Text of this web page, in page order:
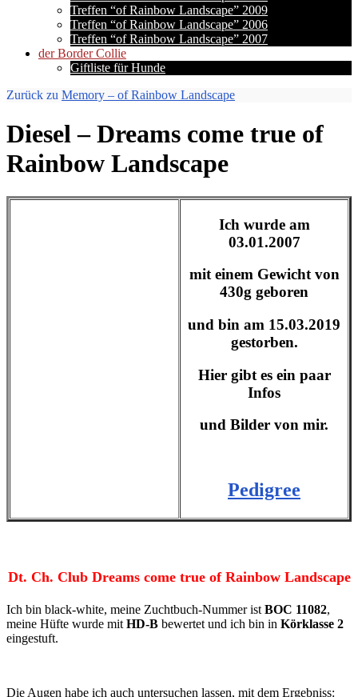
Treffen “of Rainbow Landscape” 2009
Treffen “of Rainbow Landscape” 2006
Treffen “of Rainbow Landscape” 2007
der Border Collie
Giftliste für Hunde
Zurück zu Memory – of Rainbow Landscape
Diesel – Dreams come true of
Rainbow Landscape
Ich wurde am
03.01.2007
mit einem Gewicht von
430g geboren
und bin am 15.03.2019
gestorben.
Hier gibt es ein paar
Infos
und Bilder von mir.
Pedigree
Dt. Ch. Club Dreams come true of Rainbow Landscape
Ich bin black-white, meine Zuchtbuch-Nummer ist BOC 11082,
meine Hüfte wurde mit HD-B bewertet und ich bin in Körklasse 2
eingestuft.
Die Augen habe ich auch untersuchen lassen, mit dem Ergebniss: